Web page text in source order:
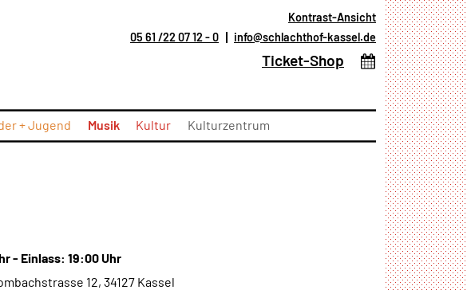
Kontrast-Ansicht
05 61 /22 07 12 - 0
info@schlachthof-kassel.de
Ticket-Shop (öffnet in neuem
+ Jugend Musik Kultur Kulturzentrum
- Einlass: 19:00 UhrOrt:
12, 34127 Kassel